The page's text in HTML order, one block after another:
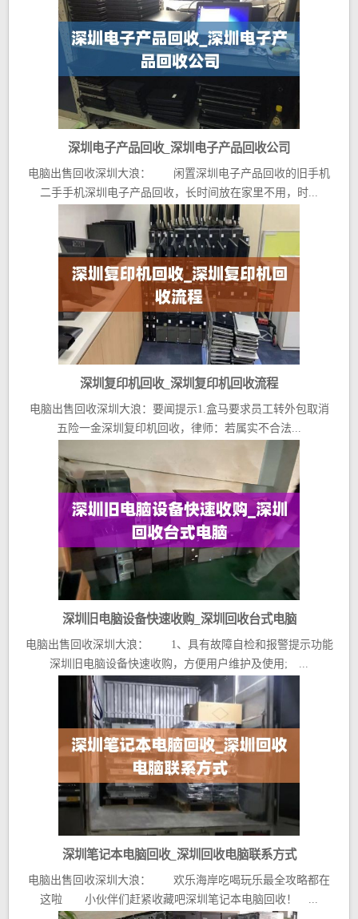
深圳电子产品回收_深圳电子产品回收公司
电脑出售回收深圳大浪： 闲置深圳电子产品回收的旧手机
二手手机深圳电子产品回收，长时间放在家里不用，时...
深圳复印机回收_深圳复印机回收流程
电脑出售回收深圳大浪：要闻提示1.盒马要求员工转外包取消
五险一金深圳复印机回收，律师：若属实不合法...
深圳旧电脑设备快速收购_深圳回收台式电脑
电脑出售回收深圳大浪： 1、具有故障自检和报警提示功能
深圳旧电脑设备快速收购，方便用户维护及使用; ...
深圳笔记本电脑回收_深圳回收电脑联系方式
电脑出售回收深圳大浪： 欢乐海岸吃喝玩乐最全攻略都在
这啦 小伙伴们赶紧收藏吧深圳笔记本电脑回收！ ...